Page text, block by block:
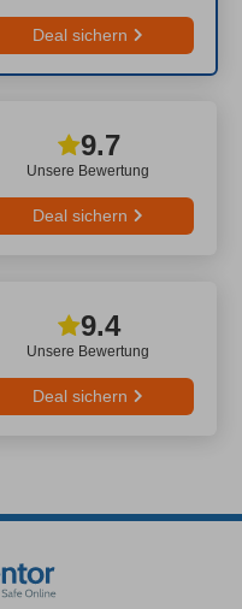
Deal sichern
Unsere Bewertung
9.7
Deal sichern
Unsere Bewertung
9.4
Deal sichern